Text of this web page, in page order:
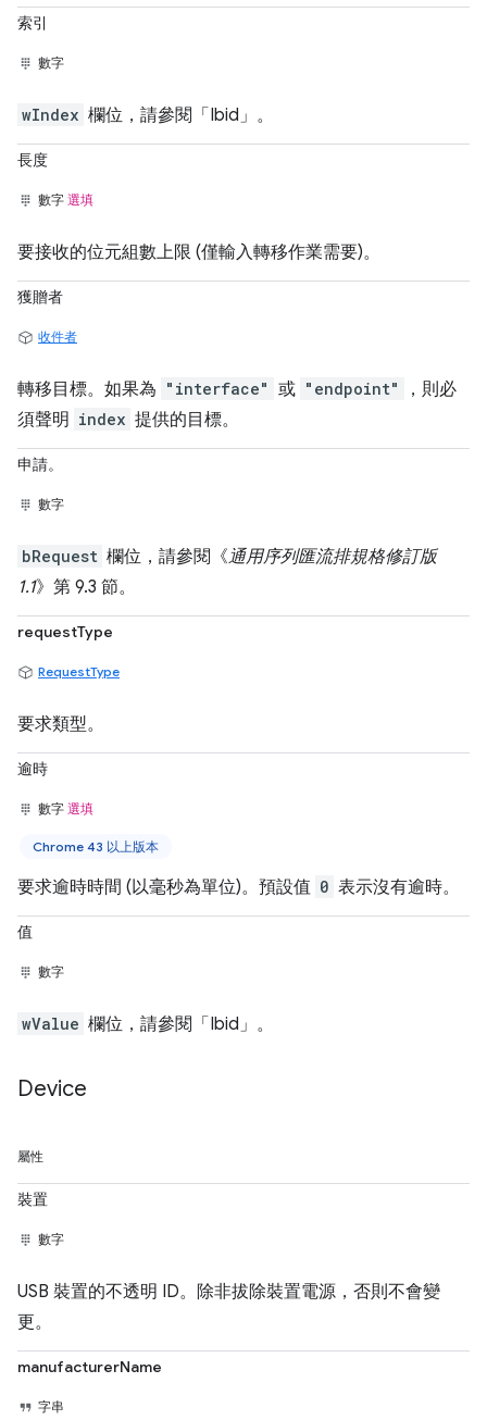
索引
數字
wIndex 欄位，請參閱「Ibid」 。
長度
數字 選填
要接收的位元組數上限 (僅輸入轉移作業需要)。
獲贈者
收件者
轉移目標。如果為 "interface" 或 "endpoint"
，則必
須聲明 index 提供的目標。
申請。
數字
bRequest 欄位，請參閱《通用序列匯流排規格修訂版
1.1》第 9.3 節。
requestType
RequestType
要求類型。
逾時
數字 選填
Chrome 43 以上版本
要求逾時時間 (以毫秒為單位)。預設值 0 表示沒有逾時。
值
數字
wValue 欄位，請參閱「Ibid」 。
Device
屬性
裝置
數字
USB 裝置的不透明 ID。除非拔除裝置電源，否則不會變
更。
manufacturerName
字串